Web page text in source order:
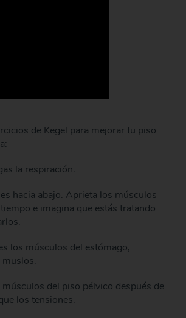
de Kegel para mejorar tu piso
la respiración.
hacia abajo. Aprieta los músculos
e imagina que estás tratando
los músculos del estómago,
muslos.
músculos del piso pélvico después de
los tensiones.